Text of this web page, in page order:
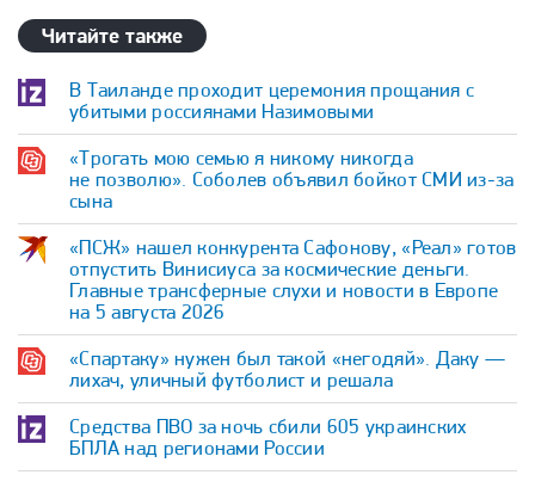
Читайте также
В Таиланде проходит церемония прощания с
убитыми россиянами Назимовыми
«Трогать мою семью я никому никогда
не позволю». Соболев объявил бойкот СМИ из-за
сына
«ПСЖ» нашел конкурента Сафонову, «Реал» готов
отпустить Винисиуса за космические деньги.
Главные трансферные слухи и новости в Европе
на 5 августа 2026
«Спартаку» нужен был такой «негодяй». Даку —
лихач, уличный футболист и решала
Средства ПВО за ночь сбили 605 украинских
БПЛА над регионами России